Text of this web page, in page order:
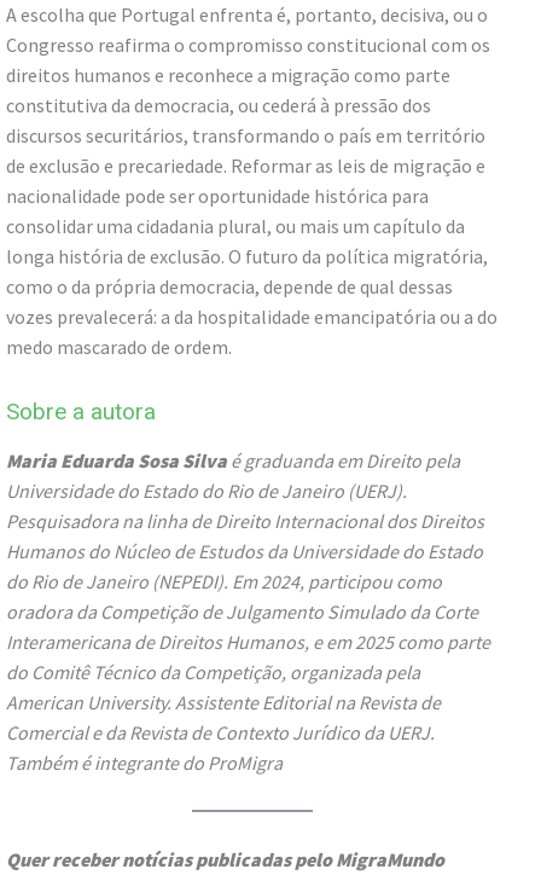
A escolha que Portugal enfrenta é, portanto, decisiva, ou o
Congresso reafirma o compromisso constitucional com os
direitos humanos e reconhece a migração como parte
constitutiva da democracia, ou cederá à pressão dos
discursos securitários, transformando o país em território
de exclusão e precariedade. Reformar as leis de migração e
nacionalidade pode ser oportunidade histórica para
consolidar uma cidadania plural, ou mais um capítulo da
longa história de exclusão. O futuro da política migratória,
como o da própria democracia, depende de qual dessas
vozes prevalecerá: a da hospitalidade emancipatória ou a do
medo mascarado de ordem.
Sobre a autora
Maria Eduarda Sosa Silva é graduanda em Direito pela
Universidade do Estado do Rio de Janeiro (UERJ).
Pesquisadora na linha de Direito Internacional dos Direitos
Humanos do Núcleo de Estudos da Universidade do Estado
do Rio de Janeiro (NEPEDI). Em 2024, participou como
oradora da Competição de Julgamento Simulado da Corte
Interamericana de Direitos Humanos, e em 2025 como parte
do Comitê Técnico da Competição, organizada pela
American University. Assistente Editorial na Revista de
Comercial e da Revista de Contexto Jurídico da UERJ.
Também é integrante do ProMigra
Quer receber notícias publicadas pelo MigraMundo